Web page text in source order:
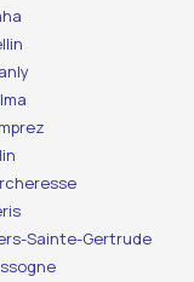
Sainte-Gertrude